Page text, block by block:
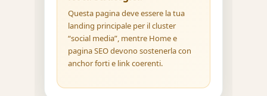
Questa pagina deve essere la tua
landing principale per il cluster
“social media”, mentre Home e
pagina SEO devono sostenerla con
anchor forti e link coerenti.